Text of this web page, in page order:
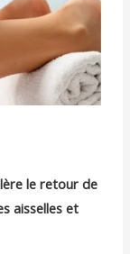
le retour de
aisselles et